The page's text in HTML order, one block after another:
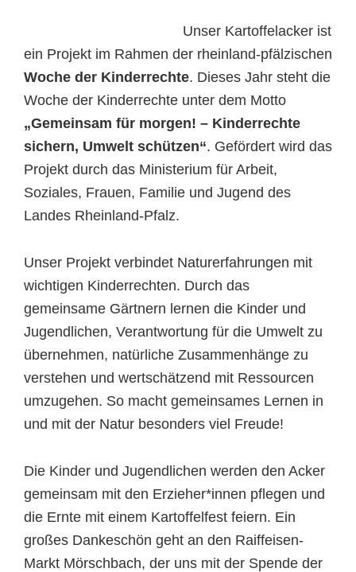
Unser Kartoffelacker ist
ein Projekt im Rahmen der rheinland-pfälzischen
Woche der Kinderrechte. Dieses Jahr steht die
Woche der Kinderrechte unter dem Motto
„Gemeinsam für morgen! – Kinderrechte
sichern, Umwelt schützen“. Gefördert wird das
Projekt durch das Ministerium für Arbeit,
Soziales, Frauen, Familie und Jugend des
Landes Rheinland-Pfalz.
Unser Projekt verbindet Naturerfahrungen mit
wichtigen Kinderrechten. Durch das
gemeinsame Gärtnern lernen die Kinder und
Jugendlichen, Verantwortung für die Umwelt zu
übernehmen, natürliche Zusammenhänge zu
verstehen und wertschätzend mit Ressourcen
umzugehen. So macht gemeinsames Lernen in
und mit der Natur besonders viel Freude!
Die Kinder und Jugendlichen werden den Acker
gemeinsam mit den Erzieher*innen pflegen und
die Ernte mit einem Kartoffelfest feiern. Ein
großes Dankeschön geht an den Raiffeisen-
Markt Mörschbach, der uns mit der Spende der